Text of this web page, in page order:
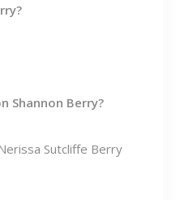
Shannon Berry?
Sutcliffe Berry